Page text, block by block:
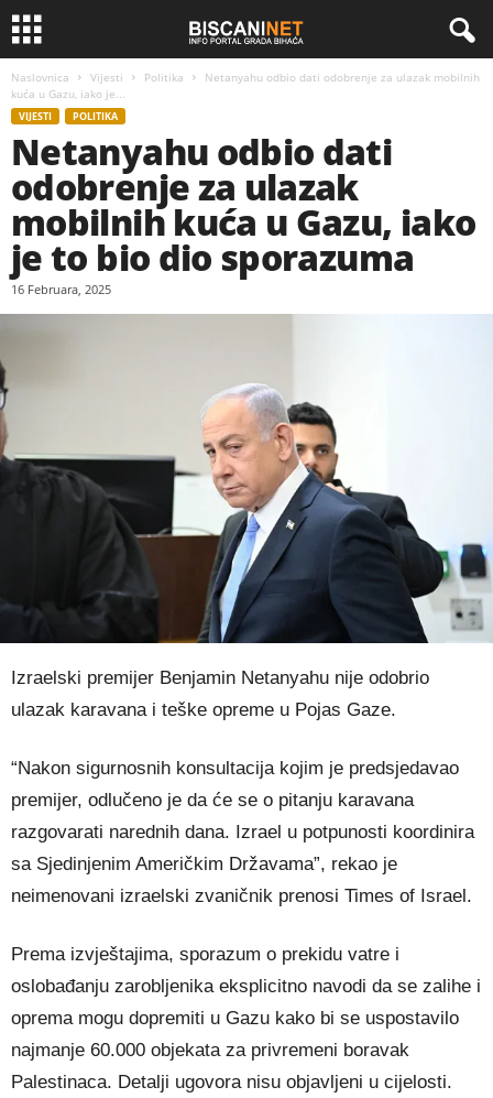
Naslovnica Vijesti Politika
Netanyahu odbio dati odobrenje za ulazak mobilnih
kuća u Gazu, iako je...
VIJESTI POLITIKA
Netanyahu odbio dati
odobrenje za ulazak
mobilnih kuća u Gazu, iako
je to bio dio sporazuma
16 Februara, 2025
Izraelski premijer Benjamin Netanyahu nije odobrio
ulazak karavana i teške opreme u Pojas Gaze.
“Nakon sigurnosnih konsultacija kojim je predsjedavao
premijer, odlučeno je da će se o pitanju karavana
razgovarati narednih dana. Izrael u potpunosti koordinira
sa Sjedinjenim Američkim Državama”, rekao je
neimenovani izraelski zvaničnik prenosi Times of Israel.
Prema izvještajima, sporazum o prekidu vatre i
oslobađanju zarobljenika eksplicitno navodi da se zalihe i
oprema mogu dopremiti u Gazu kako bi se uspostavilo
najmanje 60.000 objekata za privremeni boravak
Palestinaca. Detalji ugovora nisu objavljeni u cijelosti.